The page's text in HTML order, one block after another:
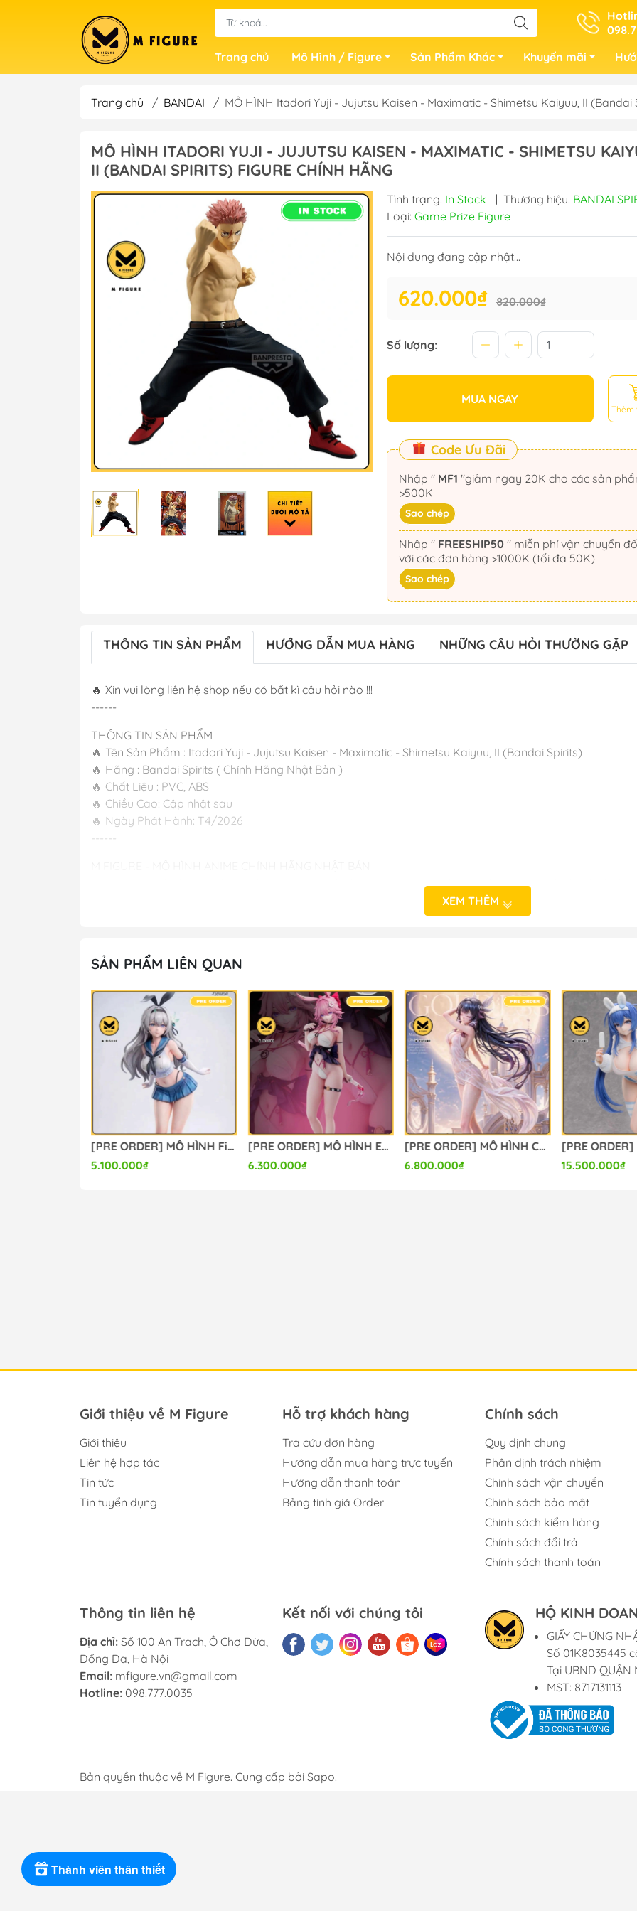
Trang chủ
Mô Hình / Figure Sản Phẩm Khác Khuyến mãi
Trang chủ / BANDAI / MÔ HÌNH Itadori Yuji - Jujutsu Kaisen - Maximatic - Shimetsu Kaiyuu, II (Bandai
MÔ HÌNH ITADORI YUJI - JUJUTSU KAISEN - MAXIMATIC - SHIMETSU
II (BANDAI SPIRITS) FIGURE CHÍNH HÃNG
Tình trạng: In Stock | Thương hiệu: BANDAI
Loại: Game Prize Figure
Nội dung đang cập nhật...
620.000₫ 820.000₫
Số lượng:
MUA NGAY
Thêm
Code Ưu Đãi
Nhập " MF1
>500K
Sao chép
Nhập " FREESHIP50" miễn phí vận chuyển đối
với các đơn hàng >1000K (tối đa 50K)
Sao chép
THÔNG TIN SẢN PHẨM HƯỚNG DẪN MUA HÀNG NHỮNG CÂU HỎI THƯỜNG GẶP
🔥 Xin vui lòng liên hệ shop nếu có bất kì câu hỏi nào !!!
------
THÔNG TIN SẢN PHẨM
🔥 Tên Sản Phẩm : Itadori Yuji - Jujutsu Kaisen - Maximatic - Shimetsu Kaiyuu, II (Bandai Spirits)
🔥 Hãng : Bandai Spirits ( Chính Hãng Nhật Bản )
🔥 Chất Liệu : PVC, ABS
🔥 Chiều Cao: Cập nhật sau
🔥 Ngày Phát Hành: T4/2026
------
#figure #mo_hinh #mo_hinh_nhan_vat #mo_hinh_anime #anime_figure #figure
XEM THÊM
SẢN PHẨM LIÊN QUAN
[PRE ORDER] MÔ HÌNH Firefly - Honkai Star Rail (Lunaria Studio) FIGURE CHÍNH HÃNG
5.100.000₫
[PRE ORDER] MÔ HÌNH Evanescia - Honkai Star Rail (Summer Studio) FIGURE CHÍNH HÃNG
6.300.000₫
[PRE ORDER] MÔ HÌNH Columbina - Genshin Impact (Hui Gu Niang Studio) FIGURE CHÍNH HÃNG
6.800.000₫
15.500.000₫
Giới thiệu về M Figure
Giới thiệu
Liên hệ hợp tác
Tin tức
Tin tuyển dụng
Hỗ trợ khách hàng
Tra cứu đơn hàng
Hướng dẫn mua hàng trực tuyến
Hướng dẫn thanh toán
Bảng tính giá Order
Chính sách
Quy định chung
Phân định trách nhiệm
Chính sách vận chuyển
Chính sách bảo mật
Chính sách kiểm hàng
Chính sách đổi trả
Chính sách thanh toán
Thông tin liên hệ
Địa chỉ: Số 100 An Trạch, Ô Chợ Dừa,
Đống Đa, Hà Nội
Email: mfigure.vn@gmail.com
Hotline: 098.777.0035
Kết nối với chúng tôi HỘ KINH
GIẤY CHỨNG
Số 01K8035445
Tại UBND QUẬN
MST: 8717131113
Bản quyền thuộc về M Figure. Cung cấp bởi Sapo.
Thành viên thân thiết